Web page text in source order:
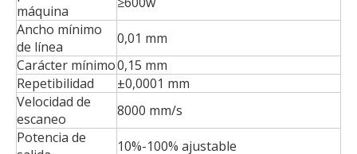
máquina
Ancho mínimo
de línea
0,01 mm
Carácter mínimo0,15 mm
Repetibilidad
±0,0001 mm
Velocidad de
escaneo
8000 mm/s
Potencia de
10%-100% ajustable